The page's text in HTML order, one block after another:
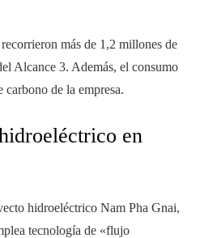
más de 1,2 millones de
Alcance 3. Además, el consumo
de la empresa.
en
hidroeléctrico Nam Pha Gnai,
tecnología de «flujo